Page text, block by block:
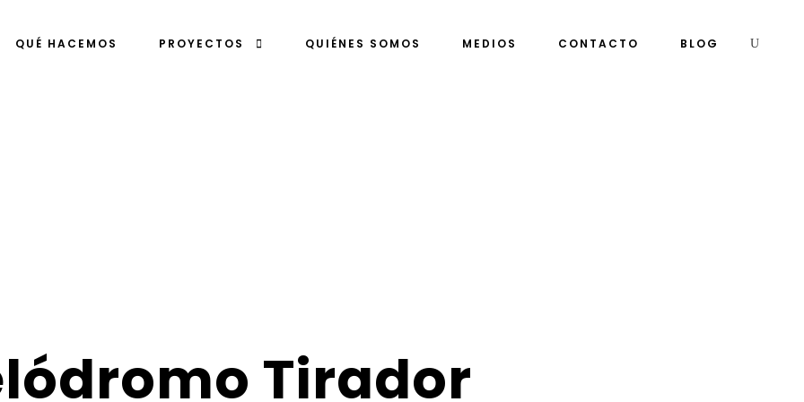
QUÉ HACEMOS PROYECTOS QUIÉNES SOMOS MEDIOS CONTACTO BLOG
Tirador